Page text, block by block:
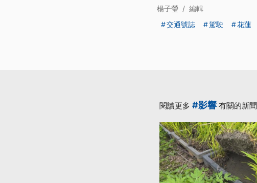
楊子瑩 / 編輯
交通號誌
駕駛 花蓮
閱讀更多 #影響 有關的新聞